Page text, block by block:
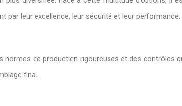
par leur excellence, leur sécurité et leur performance.
de production rigoureuses et des contrôles
final.